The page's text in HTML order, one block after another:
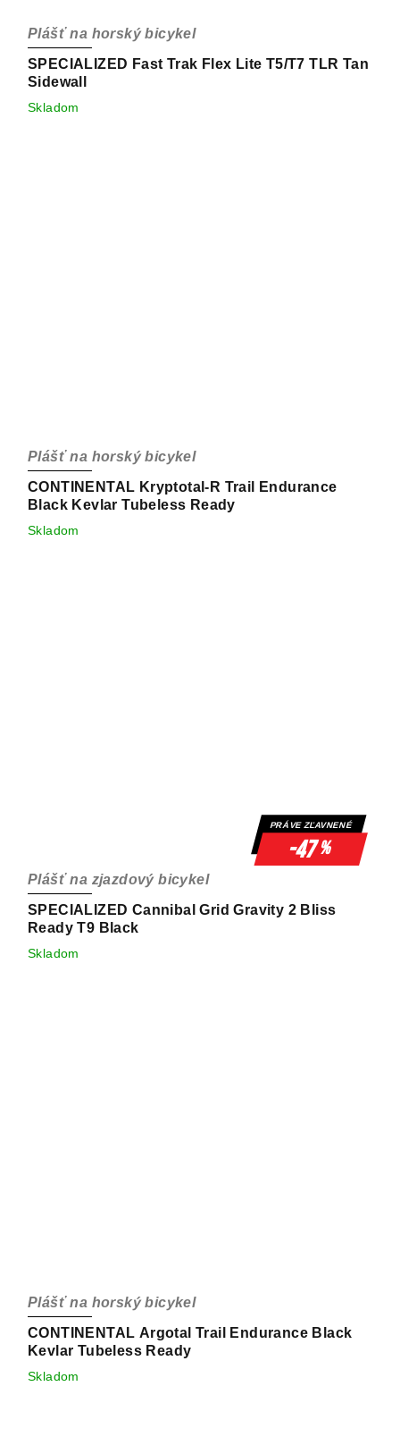
SPECIALIZED Fast Trak Flex Lite T5/T7 TLR Tan
Sidewall
Plášť na horský bicykel
Skladom
CONTINENTAL Kryptotal-R Trail Endurance
Black Kevlar Tubeless Ready
Plášť na horský bicykel
Skladom
PRÁVE ZĽAVNENÉ
-47%
SPECIALIZED Cannibal Grid Gravity 2 Bliss
Ready T9 Black
Plášť na zjazdový bicykel
Skladom
CONTINENTAL Argotal Trail Endurance Black
Kevlar Tubeless Ready
Plášť na horský bicykel
Skladom